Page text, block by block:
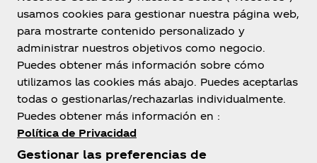
Bolivia
Sobre Nosotros
usamos cookies para gestionar nuestra página web,
para mostrarte contenido personalizado y
administrar nuestros objetivos como negocio.
Puedes obtener más información sobre cómo
utilizamos las cookies más abajo. Puedes aceptarlas
todas o gestionarlas/rechazarlas individualmente.
Puedes obtener más información en :
Política de Privacidad
Gestionar las preferencias de